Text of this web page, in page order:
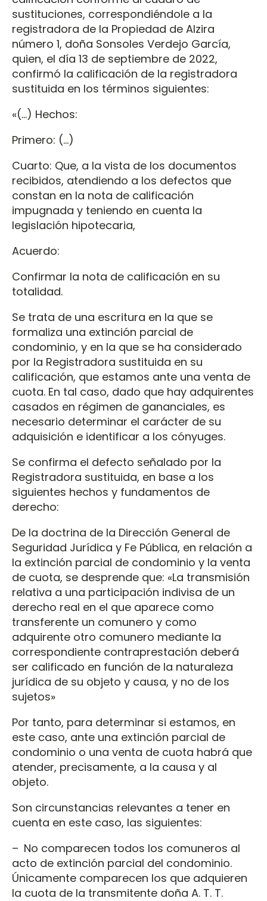
sustituciones, correspondiéndole a la
registradora de la Propiedad de Alzira
número 1, doña Sonsoles Verdejo García,
quien, el día 13 de septiembre de 2022,
confirmó la calificación de la registradora
sustituida en los términos siguientes:
«(…) Hechos:
Primero: (…)
Cuarto: Que, a la vista de los documentos
recibidos, atendiendo a los defectos que
constan en la nota de calificación
impugnada y teniendo en cuenta la
legislación hipotecaria,
Acuerdo:
Confirmar la nota de calificación en su
totalidad.
Se trata de una escritura en la que se
formaliza una extinción parcial de
condominio, y en la que se ha considerado
por la Registradora sustituida en su
calificación, que estamos ante una venta de
cuota. En tal caso, dado que hay adquirentes
casados en régimen de gananciales, es
necesario determinar el carácter de su
adquisición e identificar a los cónyuges.
Se confirma el defecto señalado por la
Registradora sustituida, en base a los
siguientes hechos y fundamentos de
derecho:
De la doctrina de la Dirección General de
Seguridad Jurídica y Fe Pública, en relación a
la extinción parcial de condominio y la venta
de cuota, se desprende que: «La transmisión
relativa a una participación indivisa de un
derecho real en el que aparece como
transferente un comunero y como
adquirente otro comunero mediante la
correspondiente contraprestación deberá
ser calificado en función de la naturaleza
jurídica de su objeto y causa, y no de los
sujetos»
Por tanto, para determinar si estamos, en
este caso, ante una extinción parcial de
condominio o una venta de cuota habrá que
atender, precisamente, a la causa y al
objeto.
Son circunstancias relevantes a tener en
cuenta en este caso, las siguientes:
– No comparecen todos los comuneros al
acto de extinción parcial del condominio.
Únicamente comparecen los que adquieren
la cuota de la transmitente doña A. T. T.